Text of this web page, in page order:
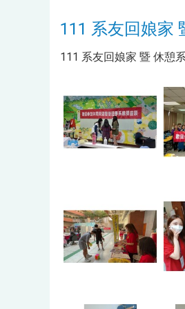
111 系友回娘家
111 系友回娘家 暨 休憩